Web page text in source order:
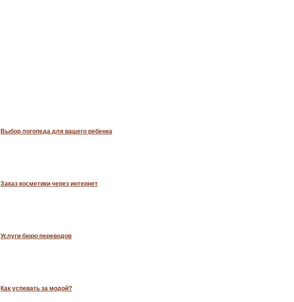
Выбор логопеда для вашего ребенка
Заказ косметики через интернет
Услуги бюро переводов
Как успевать за модой?